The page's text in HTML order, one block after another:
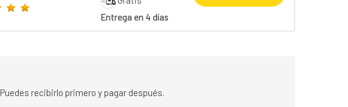
Entrega en 4 días
Puedes recibirlo primero y pagar después.